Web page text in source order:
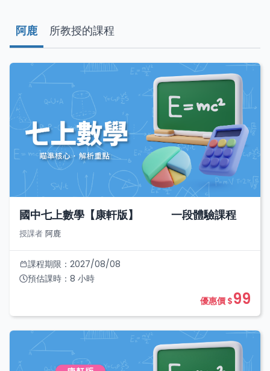
阿鹿 所教授的課程
國中七上數學【康軒版】 一段體驗課程
授課者 阿鹿
課程期限： 2027/08/08
預估課時： 8 小時
優惠價 $99